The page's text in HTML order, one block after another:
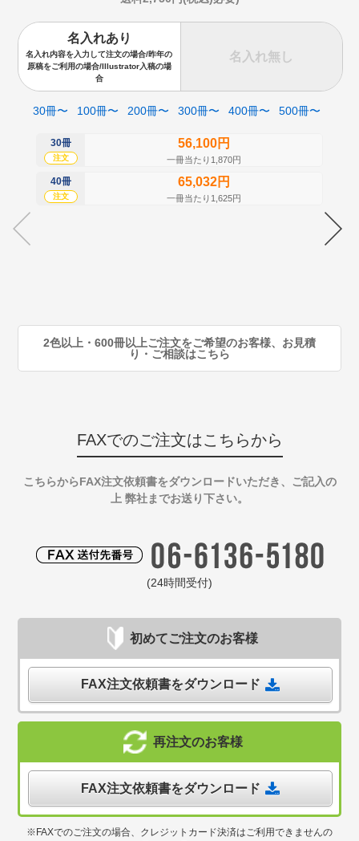
名入れあり
名入れ内容を入力して注文の場合/昨年の
原稿をご利用の場合/Illustrator入稿の場
合
名入れ無し
30冊〜 100冊〜 200冊〜 300冊〜 400冊〜 500冊〜
30冊
注文
56,100円
一冊当たり1,870円
40冊
注文
65,032円
一冊当たり1,625円
2色以上・600冊以上ご注文をご希望のお客様、お見積
り・ご相談はこちら
FAXでのご注文はこちらから
こちらからFAX注文依頼書をダウンロードいただき、ご記入の
上 弊社までお送り下さい。
(24時間受付)
初めてご注文のお客様
FAX注文依頼書をダウンロード
再注文のお客様
FAX注文依頼書をダウンロード
※FAXでのご注文の場合、クレジットカード決済はご利用できませんの